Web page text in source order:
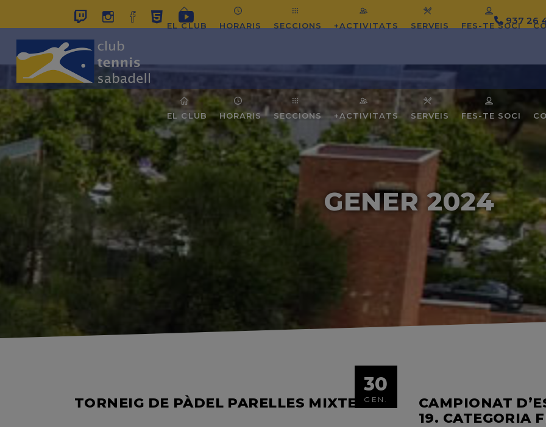
937 26
EL CLUB HORARIS SECCIONS +ACTIVITATS SERVEIS FES-TE SOCI
EL CLUB HORARIS SECCIONS +ACTIVITATS SERVEIS FES-TE SOCI
GENER 2024
30
GEN.
TORNEIG DE PÀDEL PARELLES MIXTES
CAMPIONAT
19. CATEGORIA